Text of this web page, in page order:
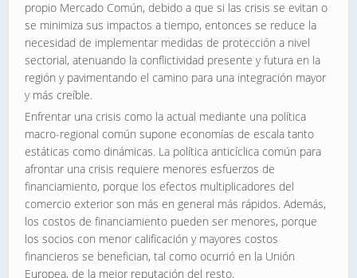
propio Mercado Común, debido a que si las crisis se evitan o
se minimiza sus impactos a tiempo, entonces se reduce la
necesidad de implementar medidas de protección a nivel
sectorial, atenuando la conflictividad presente y futura en la
región y pavimentando el camino para una integración mayor
y más creíble.
Enfrentar una crisis como la actual mediante una política
macro-regional común supone economías de escala tanto
estáticas como dinámicas. La política anticíclica común para
afrontar una crisis requiere menores esfuerzos de
financiamiento, porque los efectos multiplicadores del
comercio exterior son más en general más rápidos. Además,
los costos de financiamiento pueden ser menores, porque
los socios con menor calificación y mayores costos
financieros se benefician, tal como ocurrió en la Unión
Europea, de la mejor reputación del resto.